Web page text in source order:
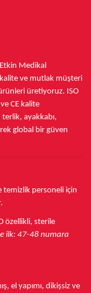
Etkin Medikal
ve mutlak müşteri
üretiyoruz. ISO
CE kalite
ayakkabı,
global bir güven
temizlik personeli için
özellikli, sterile
ilk: 47-48 numara
el yapımı, dikişsiz ve